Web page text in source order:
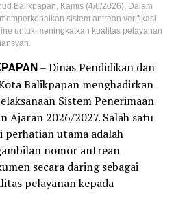
Balikpapan, Kamis (4/6/2026). Dalam
sistem antrean verifikasi
untuk meningkatkan kualitas pelayanan
– Dinas Pendidikan dan
Balikpapan menghadirkan
Sistem Penerimaan
Ajaran 2026/2027. Salah satu
perhatian utama adalah
nomor antrean
secara daring sebagai
pelayanan kepada